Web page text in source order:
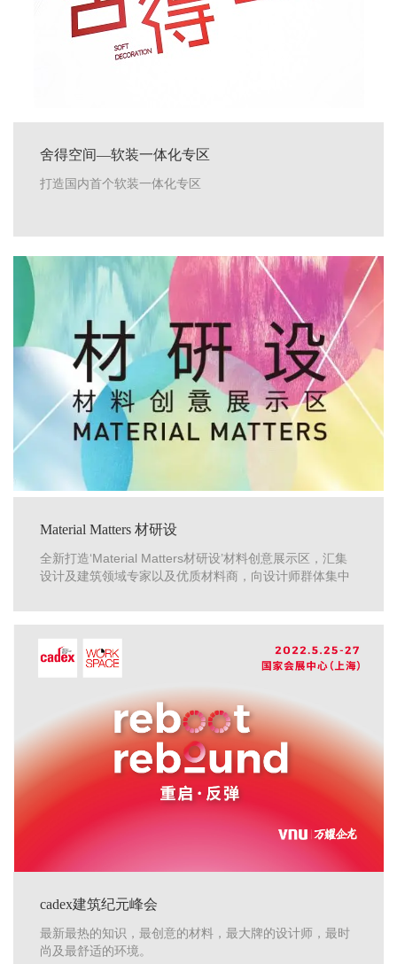
舍得空间—软装一体化专区
打造国内首个软装一体化专区
Material Matters 材研设
全新打造‘Material Matters材研设’材料创意展示区，汇集
设计及建筑领域专家以及优质材料商，向设计师群体集中
cadex建筑纪元峰会
最新最热的知识，最创意的材料，最大牌的设计师，最时
尚及最舒适的环境。